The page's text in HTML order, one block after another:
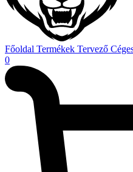
Főoldal Termékek Tervező
0